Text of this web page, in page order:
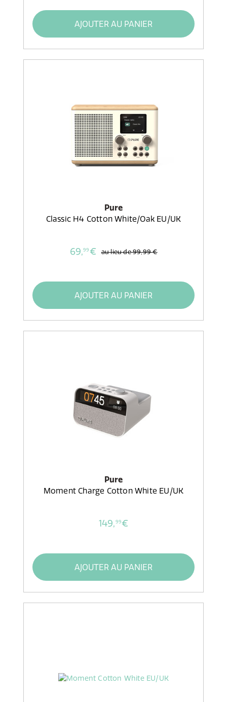
AJOUTER AU PANIER
Pure
Classic H4 Cotton White/Oak EU/UK
69,99 € au lieu de99,99 €
AJOUTER AU PANIER
Pure
Moment Charge Cotton White EU/UK
149,99€
AJOUTER AU PANIER